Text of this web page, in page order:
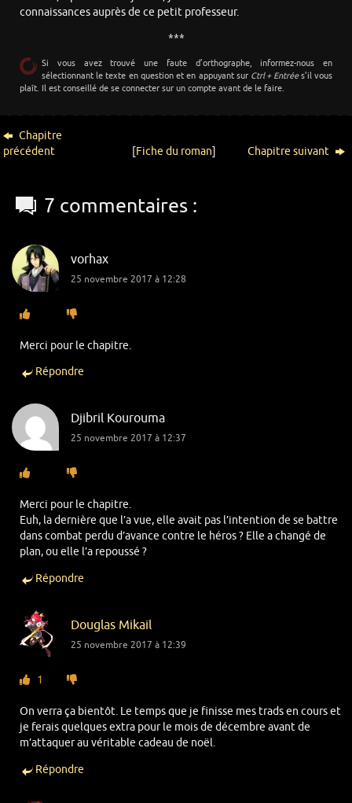
connaissances auprès de ce petit professeur.
***
Si vous avez trouvé une faute d’orthographe, informez-nous en
sélectionnant le texte en question et en appuyant sur Ctrl + Entrées’il vous
plaît. Il est conseillé de se connecter sur un compte avant de le faire.
Chapitre
précédent
[Fiche du roman] Chapitre suivant
7 commentaires :
vorhax
25 novembre 2017 à 12:28
Merci pour le chapitre.
Répondre
Djibril Kourouma
25 novembre 2017 à 12:37
Merci pour le chapitre.
Euh, la dernière que l’a vue, elle avait pas l’intention de se battre
dans combat perdu d’avance contre le héros ? Elle a changé de
plan, ou elle l’a repoussé ?
Répondre
Douglas Mikail
25 novembre 2017 à 12:39
1
On verra ça bientôt. Le temps que je finisse mes trads en cours et
je ferais quelques extra pour le mois de décembre avant de
m’attaquer au véritable cadeau de noël.
Répondre